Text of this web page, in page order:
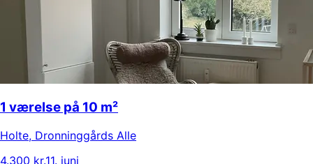
1 værelse på 10 m²
Holte, Dronninggårds Alle
4.300 kr.11. juni